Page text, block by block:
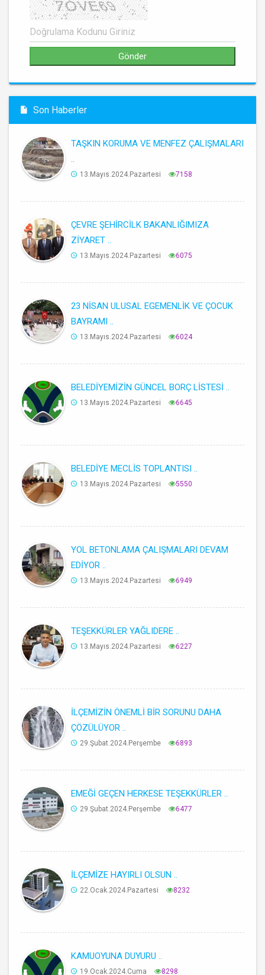
Son Haberler
TAŞKIN KORUMA VE MENFEZ ÇALIŞMALARI
..
13.Mayıs.2024.Pazartesi 7158
ÇEVRE ŞEHİRCİLK BAKANLIĞIMIZA
ZİYARET ..
13.Mayıs.2024.Pazartesi 6075
23 NİSAN ULUSAL EGEMENLİK VE ÇOCUK
BAYRAMI ..
13.Mayıs.2024.Pazartesi 6024
BELEDİYEMİZİN GÜNCEL BORÇ LİSTESİ ..
13.Mayıs.2024.Pazartesi 6645
BELEDİYE MECLİS TOPLANTISI ..
13.Mayıs.2024.Pazartesi 5550
YOL BETONLAMA ÇALIŞMALARI DEVAM
EDİYOR ..
13.Mayıs.2024.Pazartesi 6949
TEŞEKKÜRLER YAĞLIDERE ..
13.Mayıs.2024.Pazartesi 6227
İLÇEMİZİN ÖNEMLİ BİR SORUNU DAHA
ÇÖZÜLÜYOR ..
29.Şubat.2024.Perşembe 6893
EMEĞİ GEÇEN HERKESE TEŞEKKÜRLER ..
29.Şubat.2024.Perşembe 6477
İLÇEMİZE HAYIRLI OLSUN ..
22.Ocak.2024.Pazartesi 8232
KAMUOYUNA DUYURU ..
19.Ocak.2024.Cuma 8298